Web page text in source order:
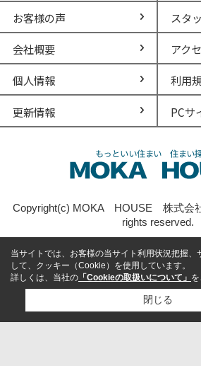
お客様の声 スタ
会社概要 アク
個人情報 利用
更新情報 PCサ
Copyright(c) MOKA HOUSE 株式会
rights reserved.
当サイトでは、お客様の当サイト利用状況把握、
して、クッキー（Cookie）を使用しています。
詳しくは、当社の 「Cookieの取扱いについて」
閉じる